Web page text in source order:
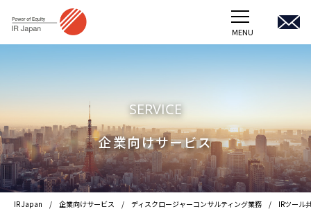
MENU
企業向けサービス
受託プロジェクトほか
会社概要
採用情報
SERVICE
企業向けサービス
IR Japan 企業向けサービス ディスクロージャーコンサルティング業務 IRツール